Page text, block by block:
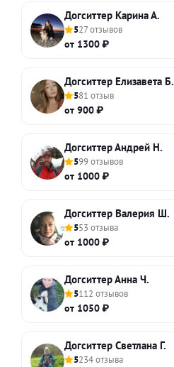
Догситтер Карина А.
527 отзывов
от 1300 ₽
Догситтер Елизавета Б.
581 отзыв
от 900 ₽
Догситтер Андрей Н.
599 отзывов
от 1000 ₽
Догситтер Валерия Ш.
553 отзыва
от 1000 ₽
Догситтер Анна Ч.
5112 отзывов
от 1050 ₽
Догситтер Светлана Г.
5234 отзыва